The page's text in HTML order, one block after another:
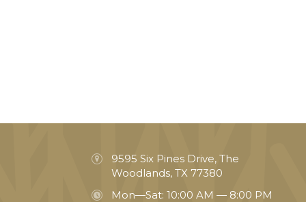
9595 Six Pines Drive, The
Woodlands, TX 77380
Mon—Sat: 10:00 AM — 8:00 PM